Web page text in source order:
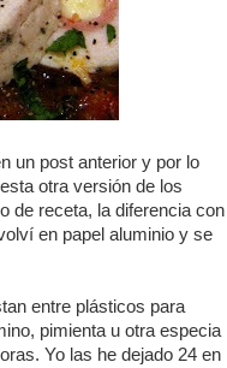
un post anterior y por lo
otra versión de los
de receta, la diferencia con
en papel aluminio y se
entre plásticos para
pimienta u otra especia
Yo las he dejado 24 en